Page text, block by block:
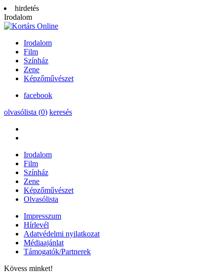
hirdetés
Irodalom
Irodalom
Film
Színház
Zene
Képzőművészet
facebook
olvasólista (0) keresés
Irodalom
Film
Színház
Zene
Képzőművészet
Olvasólista
Impresszum
Hírlevél
Adatvédelmi nyilatkozat
Médiaajánlat
Támogatók/Partnerek
Kövess minket!